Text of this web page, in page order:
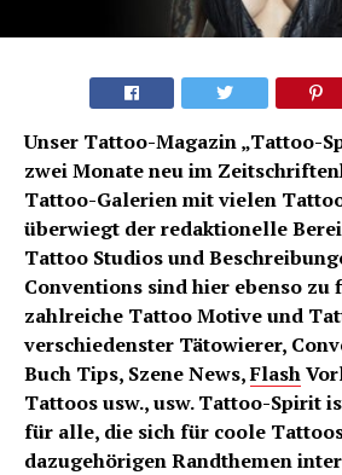
Unser Tattoo-Magazin „Tattoo-
zwei Monate neu im
Tattoo-Galerien mit vielen
überwiegt der redaktionelle
Tattoo Studios und
Conventions sind hier ebenso zu
zahlreiche Tattoo Motive und
verschiedenster Tätowierer,
Buch Tips, Szene News,Flash
Tattoos usw., usw. Tattoo-Spirit
für alle, die sich für coole
dazugehörigen Randthemen